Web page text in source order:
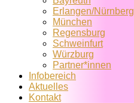
Erlangen/Nürnberg
München
Regensburg
Schweinfurt
Würzburg
Partner*innen
Infobereich
Aktuelles
Kontakt